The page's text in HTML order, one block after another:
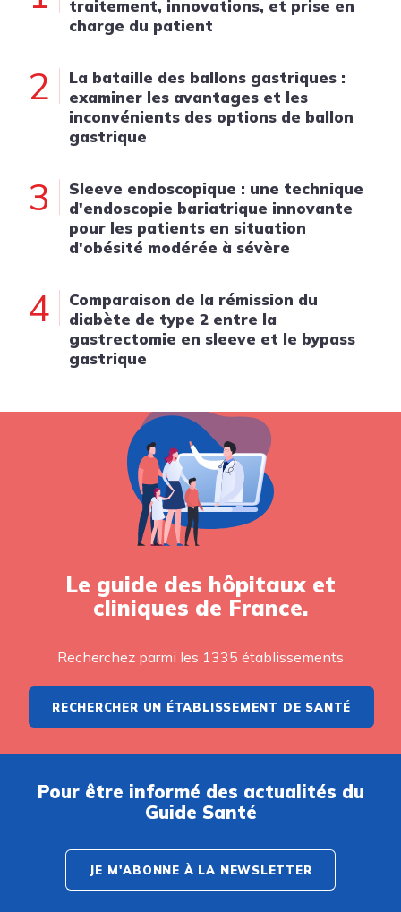
traitement, innovations, et prise en
charge du patient
2
La bataille des ballons gastriques :
examiner les avantages et les
inconvénients des options de ballon
gastrique
3
Sleeve endoscopique : une technique
d'endoscopie bariatrique innovante
pour les patients en situation
d'obésité modérée à sévère
4
Comparaison de la rémission du
diabète de type 2 entre la
gastrectomie en sleeve et le bypass
gastrique
Le guide des hôpitaux et
cliniques de France.
Recherchez parmi les 1335 établissements
RECHERCHER UN ÉTABLISSEMENT DE SANTÉ
Pour être informé des actualités du
Guide Santé
JE M'ABONNE À LA NEWSLETTER